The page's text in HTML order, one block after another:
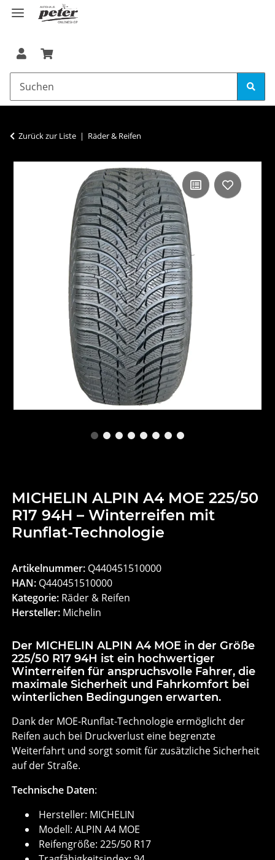
Zurück zur Liste Räder & Reifen
MICHELIN ALPIN A4 MOE 225/50
R17 94H – Winterreifen mit
Runflat-Technologie
Artikelnummer: Q440451510000
HAN: Q440451510000
Kategorie: Räder & Reifen
Hersteller: Michelin
Der MICHELIN ALPIN A4 MOE in der Größe
225/50 R17 94H ist ein hochwertiger
Winterreifen für anspruchsvolle Fahrer, die
maximale Sicherheit und Fahrkomfort bei
winterlichen Bedingungen erwarten.
Dank der MOE-Runflat-Technologie ermöglicht der
Reifen auch bei Druckverlust eine begrenzte
Weiterfahrt und sorgt somit für zusätzliche Sicherheit
auf der Straße.
Technische Daten:
Hersteller: MICHELIN
Modell: ALPIN A4 MOE
Reifengröße: 225/50 R17